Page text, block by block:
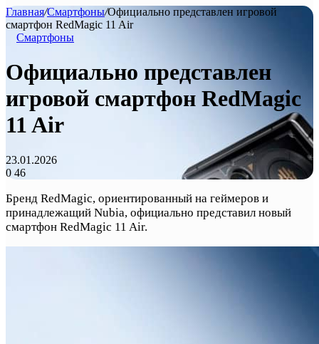
Главная/Смартфоны/Официально представлен игровой
смартфон RedMagic 11 Air
Смартфоны
Официально представлен
игровой смартфон RedMagic
11 Air
23.01.2026
0 46
Бренд RedMagic, ориентированный на геймеров и
принадлежащий Nubia, официально представил новый
смартфон RedMagic 11 Air.